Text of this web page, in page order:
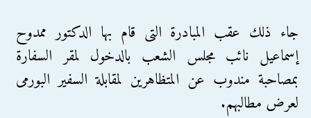
جاء ذلك عقب المبادرة التى قام بها الدكتور ممدوح
إسماعيل نائب مجلس الشعب بالدخول لمقر السفارة
بمصاحبة مندوب عن المتظاهرين لمقابلة السفير البورمى
لعرض مطالبهم.